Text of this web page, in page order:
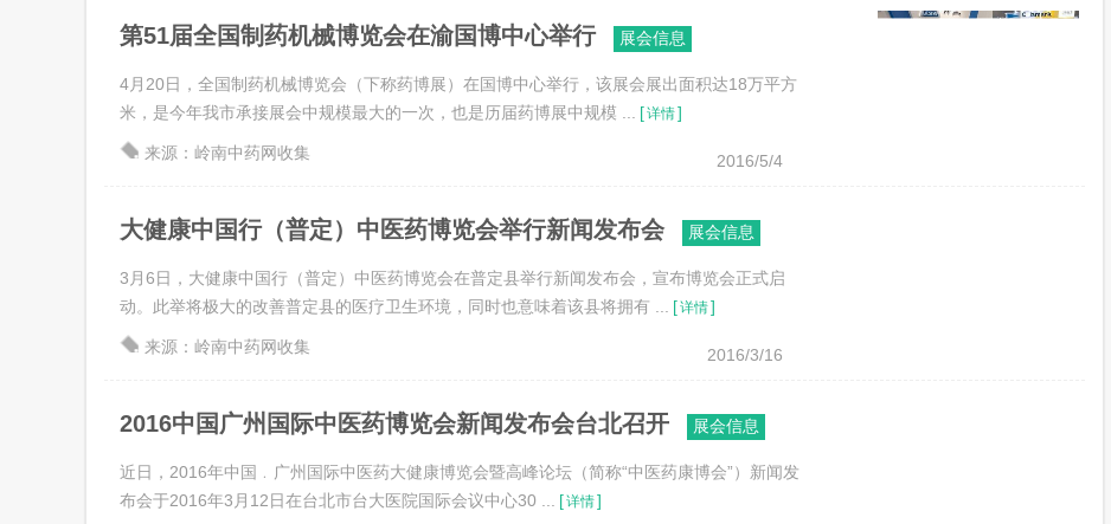
第51届全国制药机械博览会在渝国博中心举行 展会信息
4月20日，全国制药机械博览会（下称药博展）在国博中心举行，该展会展出面积达18万平方
米，是今年我市承接展会中规模最大的一次，也是历届药博展中规模 ...
[详情]
2016/5/4
来源：岭南中药网收集
大健康中国行（普定）中医药博览会举行新闻发布会 展会信息
3月6日，大健康中国行（普定）中医药博览会在普定县举行新闻发布会，宣布博览会正式启
动。此举将极大的改善普定县的医疗卫生环境，同时也意味着该县将拥有 ...
[详情]
2016/3/16
来源：岭南中药网收集
2016中国广州国际中医药博览会新闻发布会台北召开 展会信息
近日，2016年中国﹒广州国际中医药大健康博览会暨高峰论坛（简称“中医药康博会”）新闻发
布会于2016年3月12日在台北市台大医院国际会议中心30 ...
[详情]